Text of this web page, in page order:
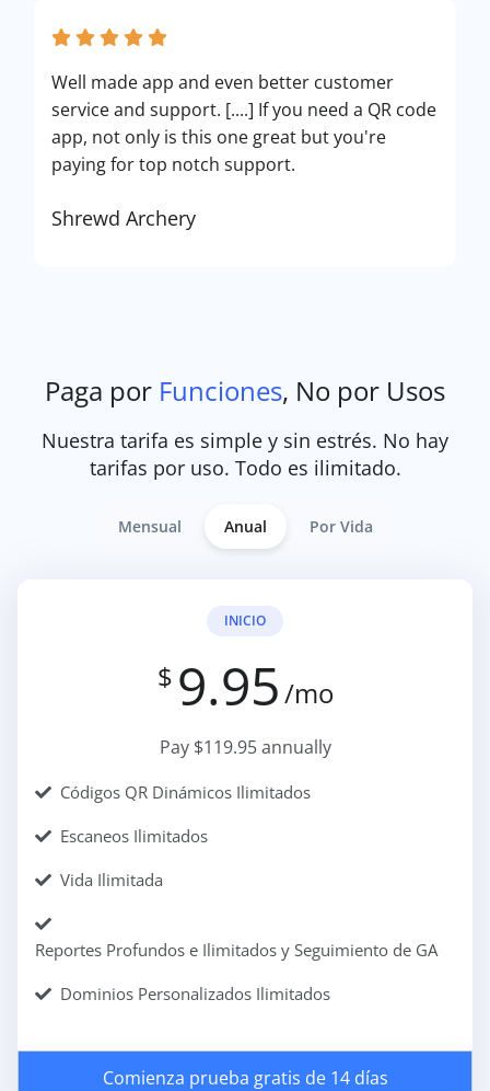
Well made app and even better customer
service and support. [....] If you need a QR code
app, not only is this one great but you're
paying for top notch support.
Shrewd Archery
Paga por Funciones, No por Usos
Nuestra tarifa es simple y sin estrés. No hay
tarifas por uso. Todo es ilimitado.
Mensual Anual Por Vida
INICIO
$ 9.95/mo
Pay $119.95 annually
Códigos QR Dinámicos Ilimitados
Escaneos Ilimitados
Vida Ilimitada
Reportes Profundos e Ilimitados y Seguimiento de GA
Dominios Personalizados Ilimitados
Comienza prueba gratis de 14 días